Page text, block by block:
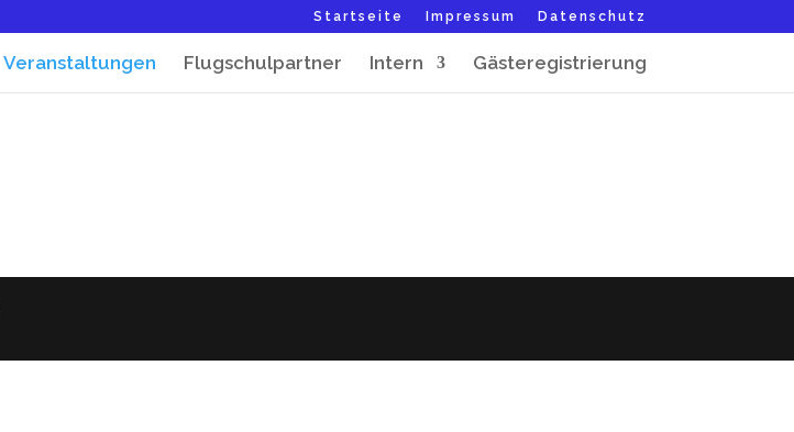
Startseite Impressum Datenschutz
Veranstaltungen Flugschulpartner Intern Gästeregistrierung